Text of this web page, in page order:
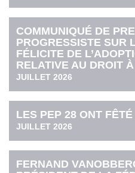
COMMUNIQUÉ DE
PROGRESSISTE SUR
FÉLICITE DE
RELATIVE AU DROIT
JUILLET 2026
LES PEP 28 ONT
JUILLET 2026
FERNAND